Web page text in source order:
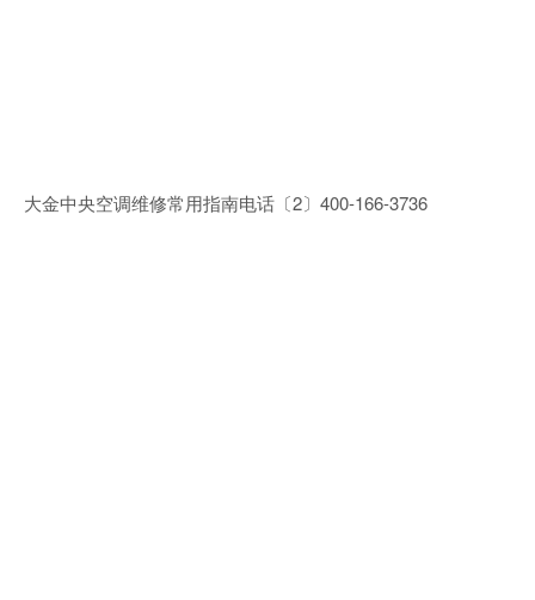
大金中央空调维修常用指南电话〔2〕400-166-3736